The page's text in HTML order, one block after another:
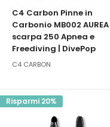
C4 Carbon Pinne in
Carbonio MB002
scarpa 250 Apnea e
Freediving | DivePop
C4 CARBON
Risparmi 20%